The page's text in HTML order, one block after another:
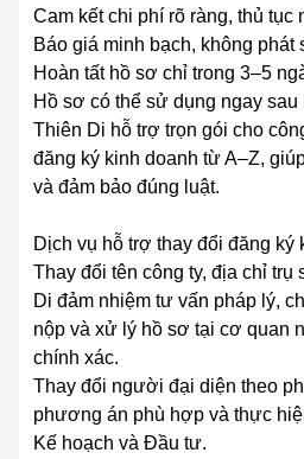
Cam kết chi phí rõ ràng, thủ tục
Báo giá minh bạch, không phát
Hoàn tất hồ sơ chỉ trong 3–5
Hồ sơ có thể sử dụng ngay sau
Thiên Di hỗ trợ trọn gói cho
đăng ký kinh doanh từ A–Z,
và đảm bảo đúng luật.
Dịch vụ hỗ trợ thay đổi đăng ký
Thay đổi tên công ty, địa chỉ trụ
Di đảm nhiệm tư vấn pháp lý,
nộp và xử lý hồ sơ tại cơ quan
chính xác.
Thay đổi người đại diện theo
phương án phù hợp và thực
Kế hoạch và Đầu tư.